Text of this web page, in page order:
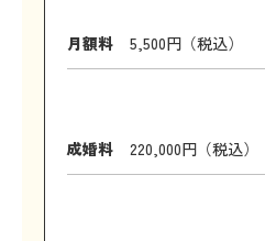
月額料 5,500円（税込）
成婚料 220,000円（税込）